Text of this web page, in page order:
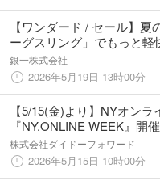
【ワンダード / セール】夏
ーグスリング」でもっと軽
ングバッグが20%OFFとな
を開催
銀一株式会社
2026年5月19日 13時00分
【5/15(金)より】NYオンラ
『NY.ONLINE WEEK』開催
株式会社ダイドーフォワード
2026年5月15日 10時00分